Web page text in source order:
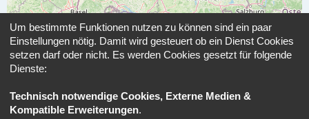
Um bestimmte Funktionen nutzen zu können sind ein paar
Einstellungen nötig. Damit wird gesteuert ob ein Dienst Cookies
setzen darf oder nicht. Es werden Cookies gesetzt für folgende
Dienste:
Technisch notwendige Cookies, Externe Medien &
Kompatible Erweiterungen.